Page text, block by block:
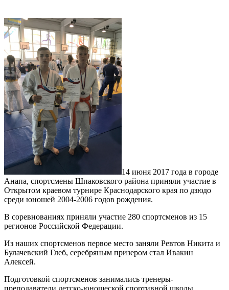
14 июня 2017 года в городе
Анапа, спортсмены Шпаковского района приняли участие в
Открытом краевом турнире Краснодарского края по дзюдо
среди юношей 2004-2006 годов рождения.
В соревнованиях приняли участие 280 спортсменов из 15
регионов Российской Федерации.
Из наших спортсменов первое место заняли Ревтов Никита и
Булачевский Глеб, серебряным призером стал Ивакин
Алексей.
Подготовкой спортсменов занимались тренеры-
преподаватели детско-юношеской спортивной школы